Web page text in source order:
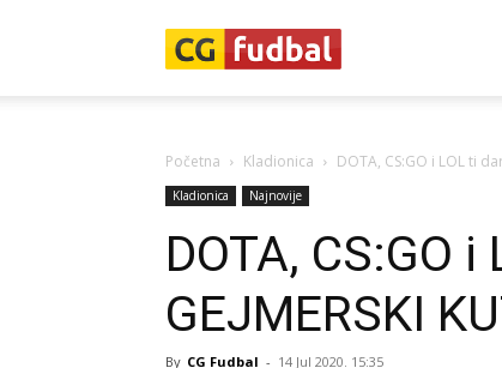
Početna Kladionica DOTA, CS:GO i LOL ti
Kladionica Najnovije
DOTA, CS:GO
GEJMERSKI
By CG Fudbal - 14 Jul 2020. 15:35